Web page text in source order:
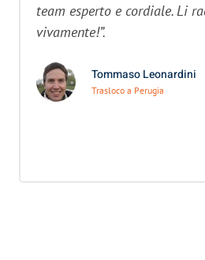
team esperto e cordiale. Li
vivamente!”.
Tommaso Leonardini
Trasloco a Perugia